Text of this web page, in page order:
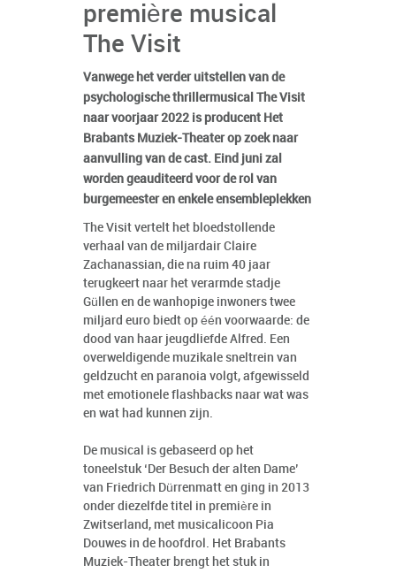
première musical
The Visit
Vanwege het verder uitstellen van de
psychologische thrillermusical The Visit
naar voorjaar 2022 is producent Het
Brabants Muziek-Theater op zoek naar
aanvulling van de cast. Eind juni zal
worden geauditeerd voor de rol van
burgemeester en enkele ensembleplekken
The Visit vertelt het bloedstollende
verhaal van de miljardair Claire
Zachanassian, die na ruim 40 jaar
terugkeert naar het verarmde stadje
Güllen en de wanhopige inwoners twee
miljard euro biedt op één voorwaarde: de
dood van haar jeugdliefde Alfred. Een
overweldigende muzikale sneltrein van
geldzucht en paranoia volgt, afgewisseld
met emotionele flashbacks naar wat was
en wat had kunnen zijn.
De musical is gebaseerd op het
toneelstuk ‘Der Besuch der alten Dame’
van Friedrich Dürrenmatt en ging in 2013
onder diezelfde titel in première in
Zwitserland, met musicalicoon Pia
Douwes in de hoofdrol. Het Brabants
Muziek-Theater brengt het stuk in